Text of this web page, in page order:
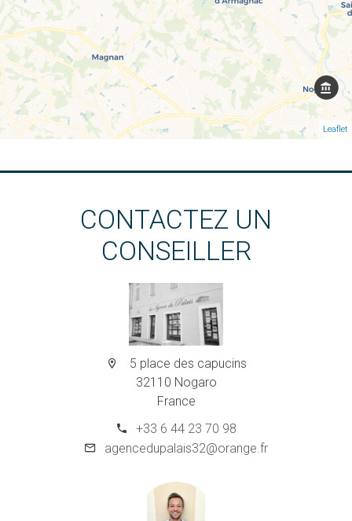
Leaflet
CONTACTEZ UN
CONSEILLER
5 place des capucins
32110 Nogaro
France
+33 6 44 23 70 98
agencedupalais32@orange.fr